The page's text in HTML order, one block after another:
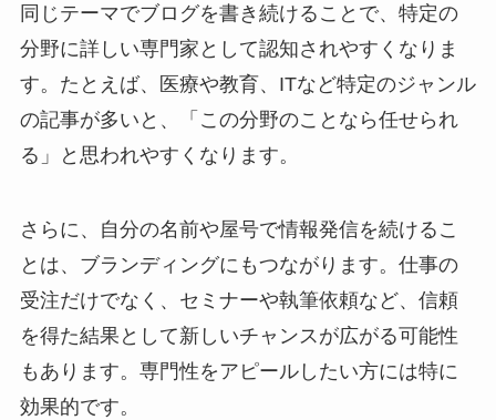
同じテーマでブログを書き続けることで、特定の
分野に詳しい専門家として認知されやすくなりま
す。たとえば、医療や教育、ITなど特定のジャンル
の記事が多いと、「この分野のことなら任せられ
る」と思われやすくなります。
さらに、自分の名前や屋号で情報発信を続けるこ
とは、ブランディングにもつながります。仕事の
受注だけでなく、セミナーや執筆依頼など、信頼
を得た結果として新しいチャンスが広がる可能性
もあります。専門性をアピールしたい方には特に
効果的です。